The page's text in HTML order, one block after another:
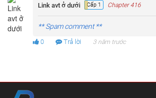
Cấp 1 Chapter 416
** Spam comment **
0 Trả lời 3 năm trước